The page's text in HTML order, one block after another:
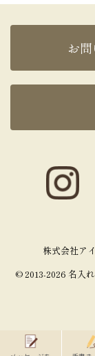
お
株式会社ア
© 2013-2026 名入